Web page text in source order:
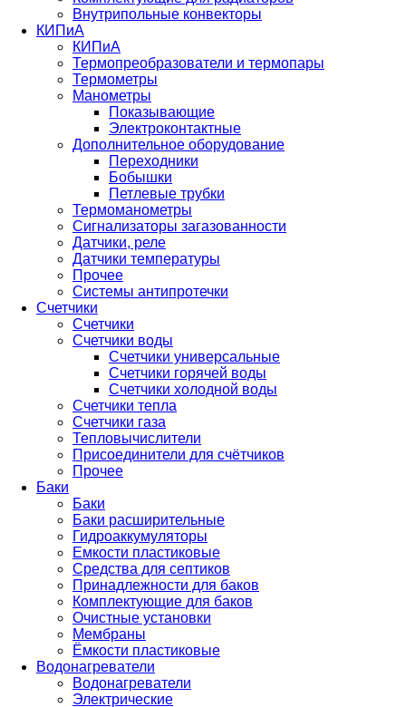
Внутрипольные конвекторы
КИПиА
КИПиА
Термопреобразователи и термопары
Термометры
Манометры
Показывающие
Электроконтактные
Дополнительное оборудование
Переходники
Бобышки
Петлевые трубки
Термоманометры
Сигнализаторы загазованности
Датчики, реле
Датчики температуры
Прочее
Системы антипротечки
Счетчики
Счетчики
Счетчики воды
Счетчики универсальные
Счетчики горячей воды
Счетчики холодной воды
Счетчики тепла
Счетчики газа
Тепловычислители
Присоединители для счётчиков
Прочее
Баки
Баки
Баки расширительные
Гидроаккумуляторы
Емкости пластиковые
Средства для септиков
Принадлежности для баков
Комплектующие для баков
Очистные установки
Мембраны
Ёмкости пластиковые
Водонагреватели
Водонагреватели
Электрические